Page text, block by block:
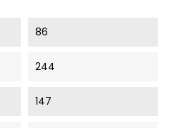
86
244
147